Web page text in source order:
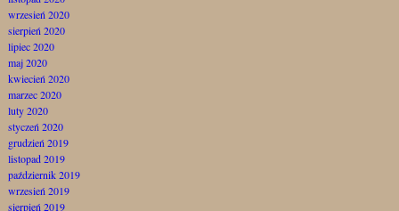
wrzesień 2020
sierpień 2020
lipiec 2020
maj 2020
kwiecień 2020
marzec 2020
luty 2020
styczeń 2020
grudzień 2019
listopad 2019
październik 2019
wrzesień 2019
sierpień 2019